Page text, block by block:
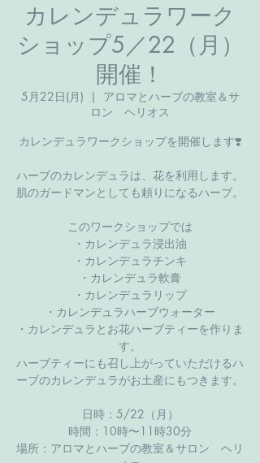
カレンデュラワーク
ショップ5／22（月）
開催！
5月22日(月)
  |
アロマとハーブの教室＆サ
ロン ヘリオス
カレンデュラワークショップを開催します❣️
ハーブのカレンデュラは、花を利用します。
肌のガードマンとしても頼りになるハーブ。
このワークショップでは
・カレンデュラ浸出油
・カレンデュラチンキ
・カレンデュラ軟膏
・カレンデュラリップ
・カレンデュラハーブウォーター
・カレンデュラとお花ハーブティーを作りま
す。
ハーブティーにも召し上がっていただけるハ
ーブのカレンデュラがお土産にもつきます。
日時：5/22（月）
時間：10時〜11時30分
場所：アロマとハーブの教室＆サロン ヘリ